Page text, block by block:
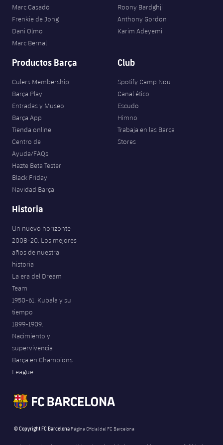
Marc Casadó
Frenkie de Jong
Dani Olmo
Marc Bernal
Roony Bardghji
Anthony Gordon
Karim Adeyemi
Productos Barça
Culers Membership
Barça Play
Entradas y Museo
Barça App
Tienda online
Centro de
Ayuda/FAQs
Hazte Beta Tester
Black Friday
Navidad Barça
Club
Spotify Camp Nou
Canal ético
Escudo
Himno
Trabaja en las Barça
Stores
Historia
Un nuevo horizonte
2008-20. Los mejores
años de nuestra
historia
La era del Dream
Team
1950-61. Kubala y su
tiempo
1899-1909.
Nacimiento y
supervivencia
Barça en Champions
League
© Copyright FC Barcelona Página Oficial del FC Barcelona